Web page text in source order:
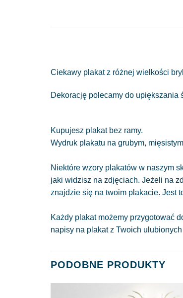
Ciekawy plakat z różnej wielkości
Dekorację polecamy do upiększania
Kupujesz plakat bez ramy.
Wydruk plakatu na grubym,
Niektóre wzory plakatów w naszym
jaki widzisz na zdjęciach. Jeżeli na
znajdzie się na twoim plakacie. Jest
Każdy plakat możemy przygotować
napisy na plakat z Twoich ulubionych
PODOBNE PRODUKTY